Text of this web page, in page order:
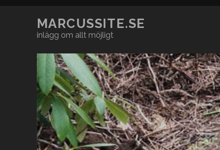
MARCUSSITE.SE
inlägg om allt möjligt